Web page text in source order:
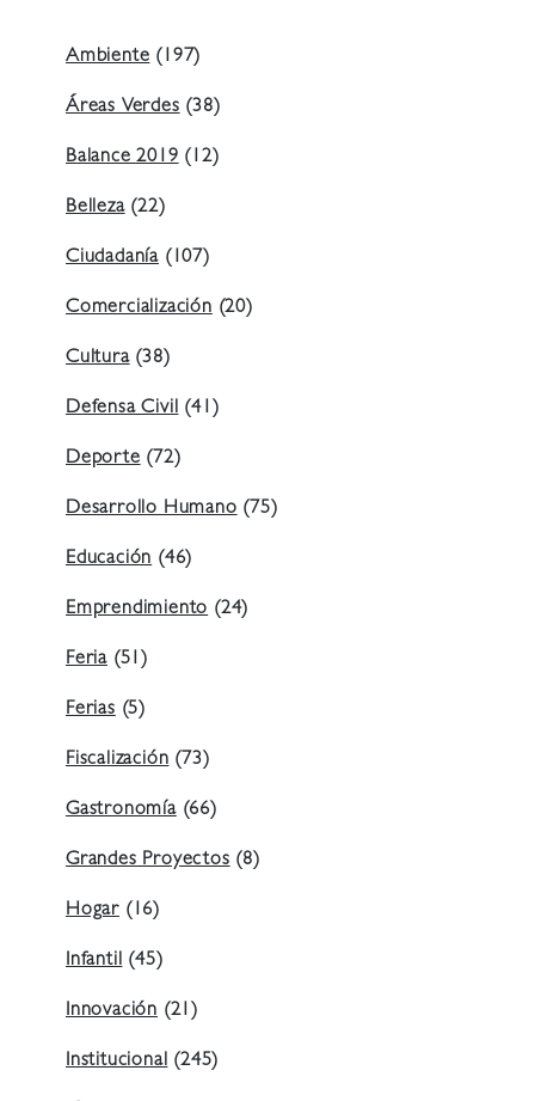
Ambiente(197)
Áreas Verdes(38)
Balance 2019(12)
Belleza(22)
Ciudadanía (107)
Comercialización(20)
Cultura(38)
Defensa Civil(41)
Deporte(72)
Desarrollo Humano(75)
Educación(46)
Emprendimiento(24)
Feria (51)
Ferias(5)
Fiscalización(73)
Gastronomía(66)
Grandes Proyectos(8)
Hogar (16)
Infantil(45)
Innovación (21)
Institucional(245)